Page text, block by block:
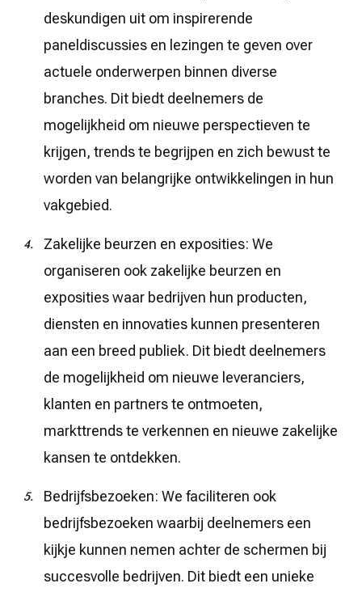
deskundigen uit om inspirerende
paneldiscussies en lezingen te geven over
actuele onderwerpen binnen diverse
branches. Dit biedt deelnemers de
mogelijkheid om nieuwe perspectieven te
krijgen, trends te begrijpen en zich bewust te
worden van belangrijke ontwikkelingen in hun
vakgebied.
Zakelijke beurzen en exposities: We
organiseren ook zakelijke beurzen en
exposities waar bedrijven hun producten,
diensten en innovaties kunnen presenteren
aan een breed publiek. Dit biedt deelnemers
de mogelijkheid om nieuwe leveranciers,
klanten en partners te ontmoeten,
markttrends te verkennen en nieuwe zakelijke
kansen te ontdekken.
Bedrijfsbezoeken: We faciliteren ook
bedrijfsbezoeken waarbij deelnemers een
kijkje kunnen nemen achter de schermen bij
succesvolle bedrijven. Dit biedt een unieke